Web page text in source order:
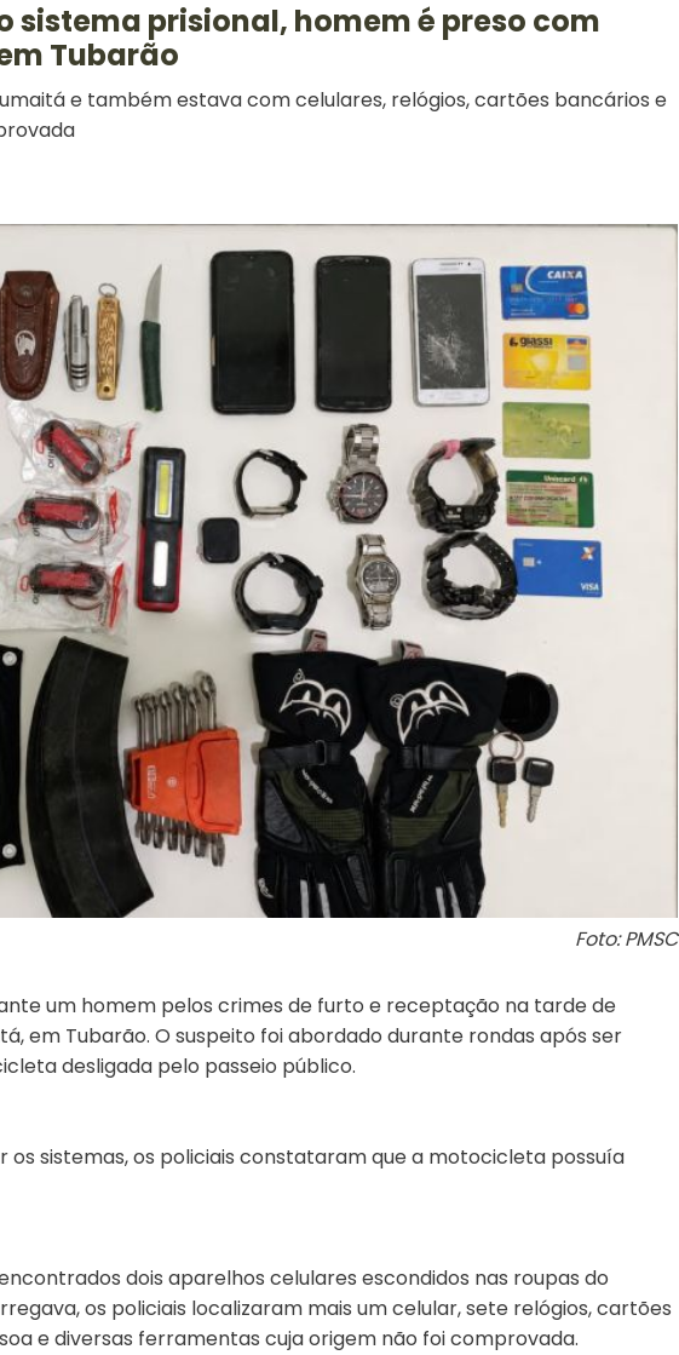
sistema prisional, homem é preso com
Tubarão
e também estava com celulares, relógios, cartões bancários e
Foto: PMSC
um homem pelos crimes de furto e receptação na tarde de
em Tubarão. O suspeito foi abordado durante rondas após ser
desligada pelo passeio público.
os sistemas, os policiais constataram que a motocicleta possuía
dois aparelhos celulares escondidos nas roupas do
os policiais localizaram mais um celular, sete relógios, cartões
e diversas ferramentas cuja origem não foi comprovada.